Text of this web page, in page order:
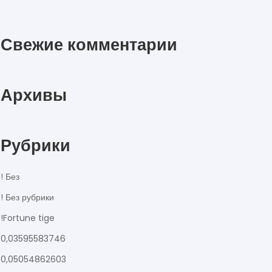
Свежие комментарии
Архивы
Рубрики
! Без
! Без рубрики
!Fortune tige
0,03595583746
0,05054862603